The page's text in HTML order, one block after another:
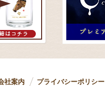
社案内 プライバシーポリシー